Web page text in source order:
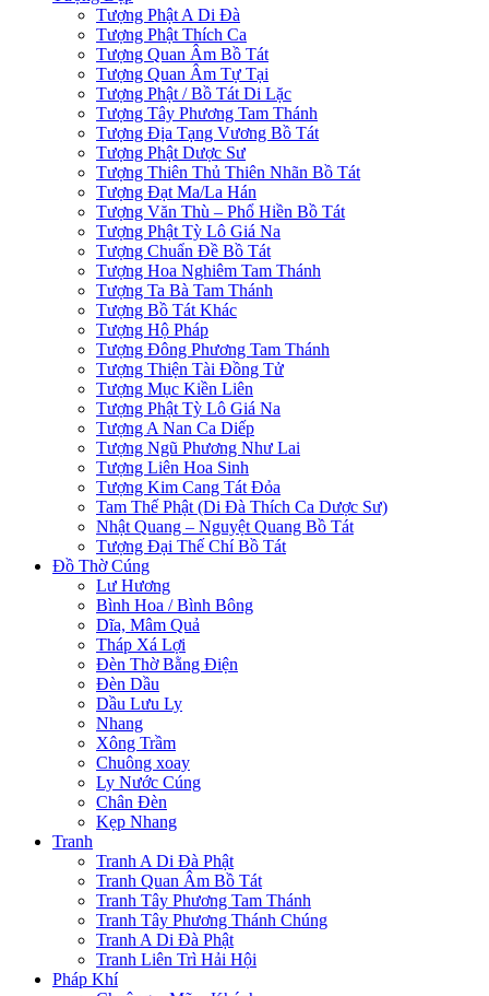
Tượng Phật A Di Đà
Tượng Phật Thích Ca
Tượng Quan Âm Bồ Tát
Tượng Quan Âm Tự Tại
Tượng Phật / Bồ Tát Di Lặc
Tượng Tây Phương Tam Thánh
Tượng Địa Tạng Vương Bồ Tát
Tượng Phật Dược Sư
Tượng Thiên Thủ Thiên Nhãn Bồ Tát
Tượng Đạt Ma/La Hán
Tượng Văn Thù – Phổ Hiền Bồ Tát
Tượng Phật Tỳ Lô Giá Na
Tượng Chuẩn Đề Bồ Tát
Tượng Hoa Nghiêm Tam Thánh
Tượng Ta Bà Tam Thánh
Tượng Bồ Tát Khác
Tượng Hộ Pháp
Tượng Đông Phương Tam Thánh
Tượng Thiện Tài Đồng Tử
Tượng Mục Kiền Liên
Tượng Phật Tỳ Lô Giá Na
Tượng A Nan Ca Diếp
Tượng Ngũ Phương Như Lai
Tượng Liên Hoa Sinh
Tượng Kim Cang Tát Đỏa
Tam Thế Phật (Di Đà Thích Ca Dược Sư)
Nhật Quang – Nguyệt Quang Bồ Tát
Tượng Đại Thế Chí Bồ Tát
Đồ Thờ Cúng
Lư Hương
Bình Hoa / Bình Bông
Dĩa, Mâm Quả
Tháp Xá Lợi
Đèn Thờ Bằng Điện
Đèn Dầu
Dầu Lưu Ly
Nhang
Xông Trầm
Chuông xoay
Ly Nước Cúng
Chân Đèn
Kẹp Nhang
Tranh
Tranh A Di Đà Phật
Tranh Quan Âm Bồ Tát
Tranh Tây Phương Tam Thánh
Tranh Tây Phương Thánh Chúng
Tranh A Di Đà Phật
Tranh Liên Trì Hải Hội
Pháp Khí